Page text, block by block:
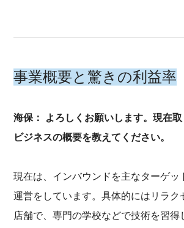
事業概要と驚きの利益率
海保： よろしくお願いします。現在
ビジネスの概要を教えてください。
現在は、インバウンドを主なターゲッ
運営をしています。具体的にはリラク
店舗で、専門の学校などで技術を習得